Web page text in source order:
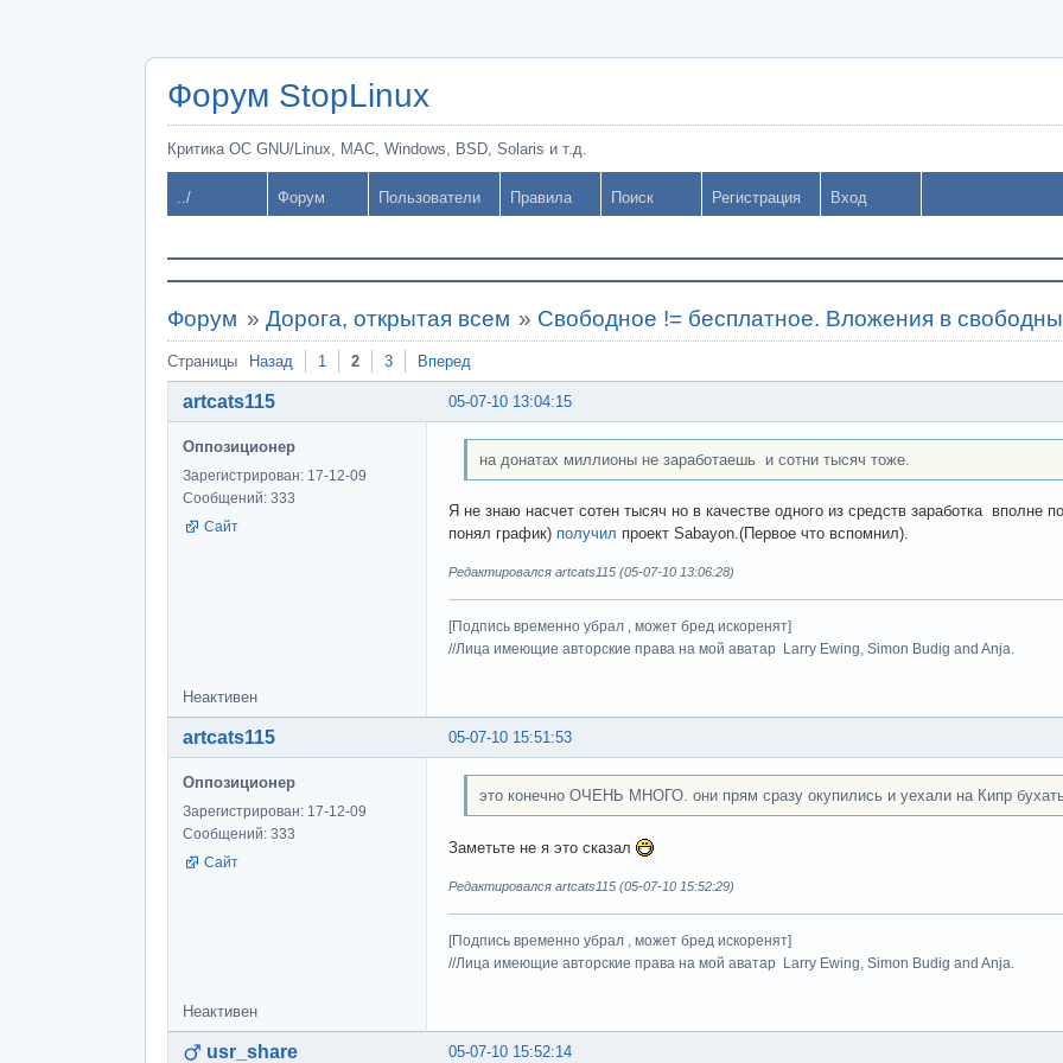
Форум StopLinux
Критика ОС GNU/Linux, MAC, Windows, BSD, Solaris и т.д.
../ Форум Пользователи Правила Поиск Регистрация Вход
Форум » Дорога, открытая всем » Свободное != бесплатное. Вложения в
Страницы Назад 1 2 3 Вперед
05-07-10 13:04:15
artcats115
Оппозиционер
Зарегистрирован: 17-12-09
Сообщений: 333
Сайт
на донатах миллионы не заработаешь и сотни тысяч тоже.
Я не знаю насчет сотен тысяч но в качестве одного из средств заработка вполне
понял график) получил проект Sabayon.(Первое что вспомнил).
Редактировался artcats115 (05-07-10 13:06:28)
[Подпись временно убрал , может бред искоренят]
//Лица имеющие авторские права на мой аватар Larry Ewing, Simon Budig and Anja.
Неактивен
05-07-10 15:51:53
artcats115
Оппозиционер
Зарегистрирован: 17-12-09
Сообщений: 333
Сайт
это конечно ОЧЕНЬ МНОГО. они прям сразу окупились и уехали на Кипр
Заметьте не я это сказал
Редактировался artcats115 (05-07-10 15:52:29)
[Подпись временно убрал , может бред искоренят]
//Лица имеющие авторские права на мой аватар Larry Ewing, Simon Budig and Anja.
Неактивен
05-07-10 15:52:14
usr_share